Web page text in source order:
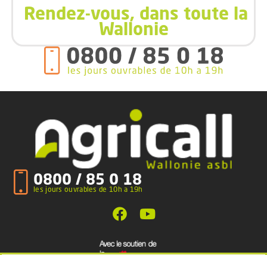
Rendez-vous, dans toute la
Wallonie
0800 / 85 0 18
les jours ouvrables de 10h a 19h